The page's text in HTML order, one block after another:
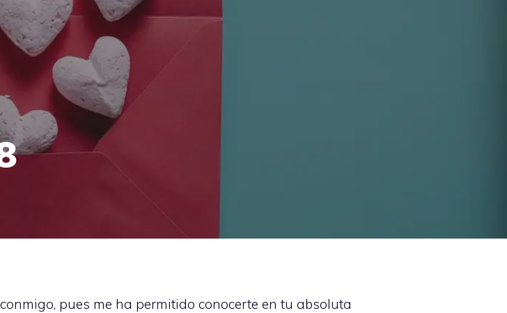
pues me ha permitido conocerte en tu absoluta